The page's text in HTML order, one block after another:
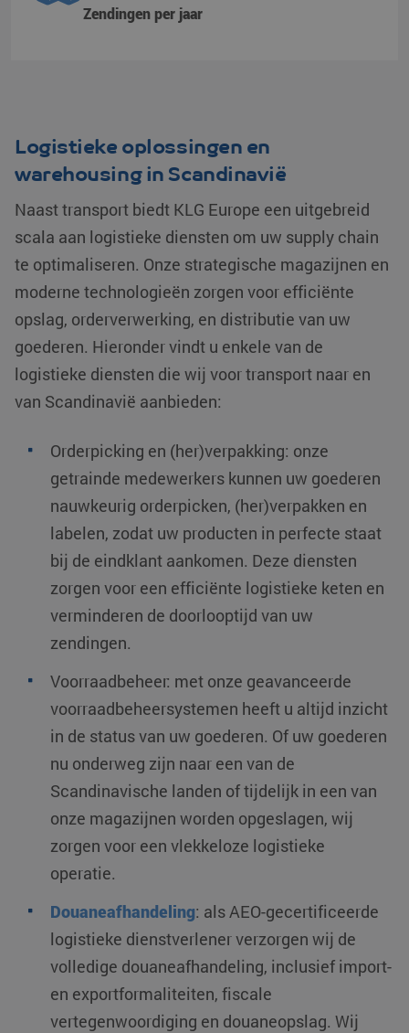
Zendingen per jaar
Logistieke oplossingen en
warehousing in Scandinavië
Naast transport biedt KLG Europe een uitgebreid
scala aan logistieke diensten om uw supply chain
te optimaliseren. Onze strategische magazijnen en
moderne technologieën zorgen voor efficiënte
opslag, orderverwerking, en distributie van uw
goederen. Hieronder vindt u enkele van de
logistieke diensten die wij voor transport naar en
van Scandinavië aanbieden:
Orderpicking en (her)verpakking: onze
getrainde medewerkers kunnen uw goederen
nauwkeurig orderpicken, (her)verpakken en
labelen, zodat uw producten in perfecte staat
bij de eindklant aankomen. Deze diensten
zorgen voor een efficiënte logistieke keten en
verminderen de doorlooptijd van uw
zendingen.
Voorraadbeheer: met onze geavanceerde
voorraadbeheersystemen heeft u altijd inzicht
in de status van uw goederen. Of uw goederen
nu onderweg zijn naar een van de
Scandinavische landen of tijdelijk in een van
onze magazijnen worden opgeslagen, wij
zorgen voor een vlekkeloze logistieke
operatie.
Douaneafhandeling: als AEO-gecertificeerde
logistieke dienstverlener verzorgen wij de
volledige douaneafhandeling, inclusief import-
en exportformaliteiten, fiscale
vertegenwoordiging en douaneopslag. Wij